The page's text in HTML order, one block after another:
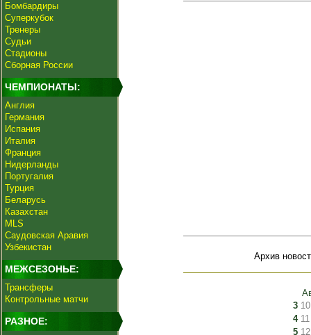
Бомбардиры
Суперкубок
Тренеры
Судьи
Стадионы
Сборная России
ЧЕМПИОНАТЫ:
Англия
Германия
Испания
Италия
Франция
Нидерланды
Португалия
Турция
Беларусь
Казахстан
MLS
Саудовская Аравия
Узбекистан
МЕЖСЕЗОНЬЕ:
Трансферы
Контрольные матчи
РАЗНОЕ:
Архив
3 10
4 11
5 12